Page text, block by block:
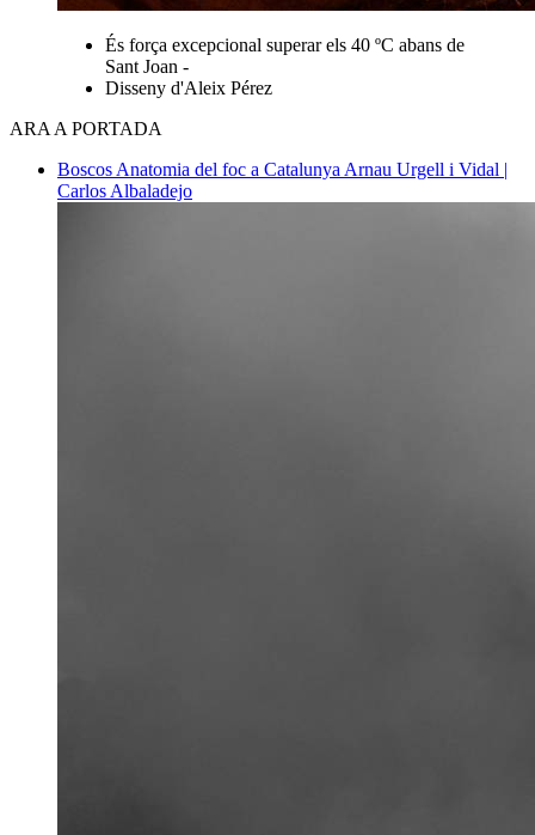
És força excepcional superar els 40 ºC abans de
Sant Joan -
Disseny d'Aleix Pérez
ARA A PORTADA
Boscos Anatomia del foc a Catalunya Arnau Urgell i Vidal |
Carlos Albaladejo